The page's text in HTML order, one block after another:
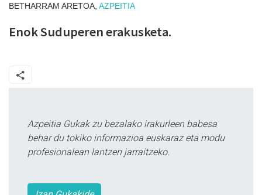
BETHARRAM ARETOA, AZPEITIA
Enok Suduperen erakusketa.
Azpeitia Gukak zu bezalako irakurleen babesa
behar du tokiko informazioa euskaraz eta modu
profesionalean lantzen jarraitzeko.